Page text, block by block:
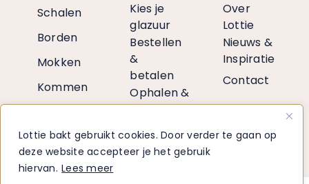
Lottie bakt gebruikt cookies. Door verder te gaan op
deze website accepteer je het gebruik
hiervan. Lees meer
Schalen
Borden
Mokken
Kommen
Decoratie
Kies je
glazuur
Bestellen
&
betalen
Ophalen &
verzenden
Retourneren
Voor
Over
Lottie
Nieuws &
Inspiratie
Contact